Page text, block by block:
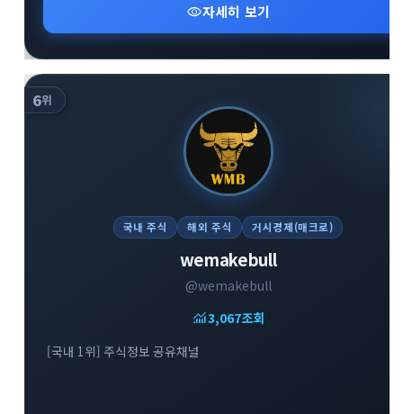
visibility자세히 보기
6위
국내 주식 해외 주식 거시경제(매크로)
wemakebull
@wemakebull
monitoring3,067조회
[국내 1위] 주식정보 공유채널